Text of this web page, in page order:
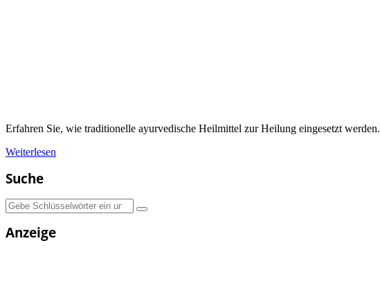
Erfahren Sie, wie traditionelle ayurvedische Heilmittel zur Heilung eingesetzt werden.
Weiterlesen
Suche
Suchen
nach:
Anzeige